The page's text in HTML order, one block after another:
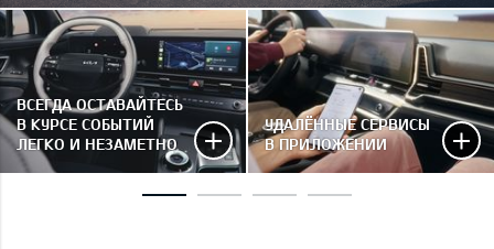
ВСЕГДА ОСТАВАЙТЕСЬ
В КУРСЕ СОБЫТИЙ
ЛЕГКО И НЕЗАМЕТНО
УДАЛЁННЫЕ СЕРВИСЫ
В ПРИЛОЖЕНИИ